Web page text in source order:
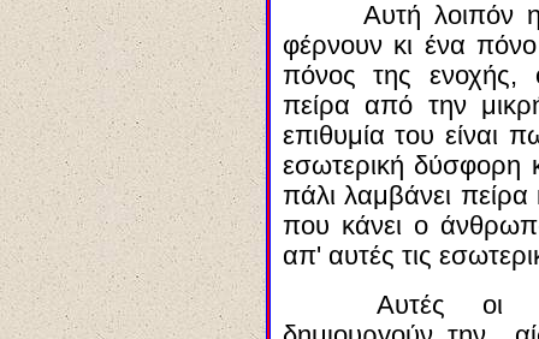
Αυτή λοιπόν
φέρνουν κι ένα
πόνος της
πείρα από την
επιθυμία του είναι
εσωτερική δύσφορη
πάλι λαμβάνει
που κάνει ο
απ' αυτές τις
Αυτές οι